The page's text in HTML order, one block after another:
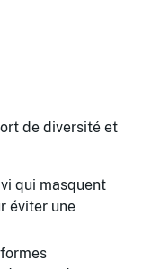
de diversité et
qui masquent
éviter une